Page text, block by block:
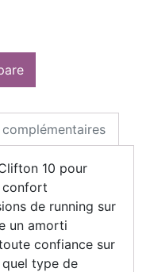
10 pour
confort
de running sur
un amorti
confiance sur
type de